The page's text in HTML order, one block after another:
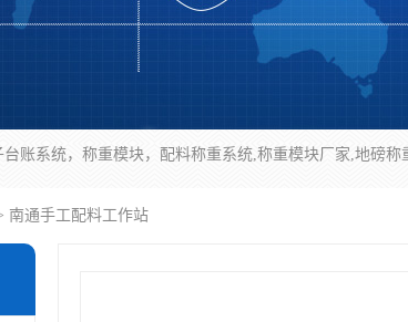
南通手工配料工作站